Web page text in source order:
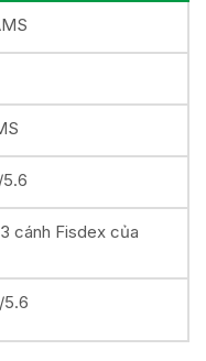
cánh Fisdex của
5.6